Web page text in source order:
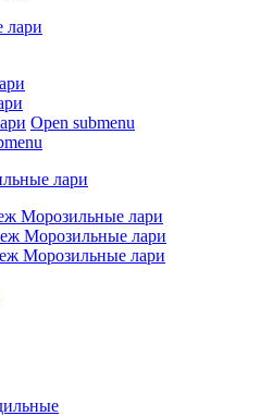
лари
Open submenu
лари
Морозильные лари
Морозильные лари
Морозильные лари